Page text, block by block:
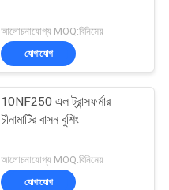
আলোচনাযোগ্য MOQ:বিনিমেয়
যোগাযোগ
10NF250 এল ট্রান্সফর্মার
চীনামাটির বাসন বুশিং
আলোচনাযোগ্য MOQ:বিনিমেয়
যোগাযোগ